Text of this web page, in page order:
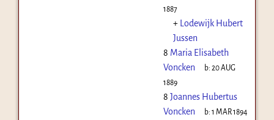
1887
+ Lodewijk Hubert
Jussen
8 Maria Elisabeth
Voncken
b:20 AUG
1889
8 Joannes Hubertus
Voncken
b:1 MAR 1894